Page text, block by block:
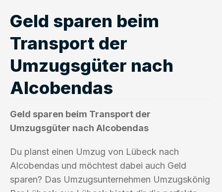
Geld sparen beim
Transport der
Umzugsgüter nach
Alcobendas
Geld sparen beim Transport der
Umzugsgüter nach Alcobendas
Du planst einen Umzug von Lübeck nach
Alcobendas und möchtest dabei auch Geld
sparen? Das Umzugsunternehmen Umzugskönig